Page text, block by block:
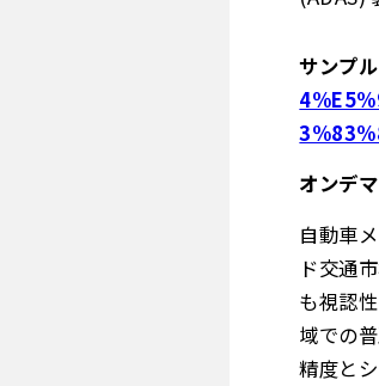
サンプ
オンデ
自動車
ド交通
も視認
域での
精度と